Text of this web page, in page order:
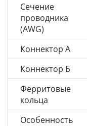
Сечение
проводника
(AWG)
Коннектор А
Коннектор Б
Ферритовые
кольца
Особенность